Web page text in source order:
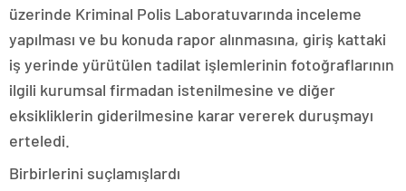
üzerinde Kriminal Polis Laboratuvarında inceleme
yapılması ve bu konuda rapor alınmasına, giriş kattaki
iş yerinde yürütülen tadilat işlemlerinin fotoğraflarının
ilgili kurumsal firmadan istenilmesine ve diğer
eksikliklerin giderilmesine karar vererek duruşmayı
erteledi.
Birbirlerini suçlamışlardı